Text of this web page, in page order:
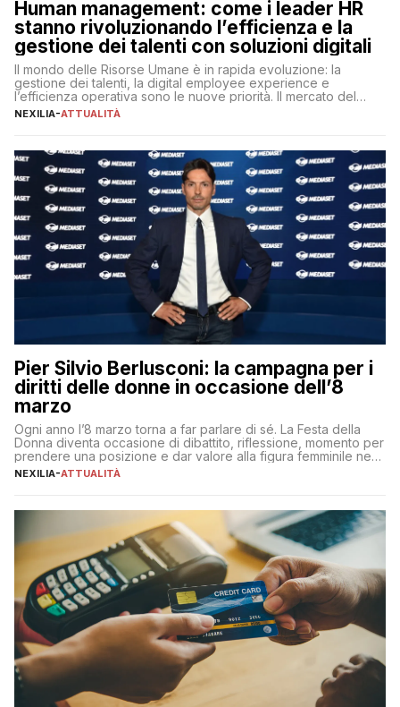
Human management: come i leader HR
stanno rivoluzionando l’efficienza e la
gestione dei talenti con soluzioni digitali
Il mondo delle Risorse Umane è in rapida evoluzione: la
gestione dei talenti, la digital employee experience e
l’efficienza operativa sono le nuove priorità. Il mercato del
lavoro, d’altra parte, è sempre più competitivo con una lotta
NEXILIA-ATTUALITÀ
Pier Silvio Berlusconi: la campagna per i
diritti delle donne in occasione dell’8
marzo
Ogni anno l’8 marzo torna a far parlare di sé. La Festa della
Donna diventa occasione di dibattito, riflessione, momento per
prendere una posizione e dar valore alla figura femminile nella
sua complessità e crucialità. A lanciare un messaggio “forte e
NEXILIA-ATTUALITÀ